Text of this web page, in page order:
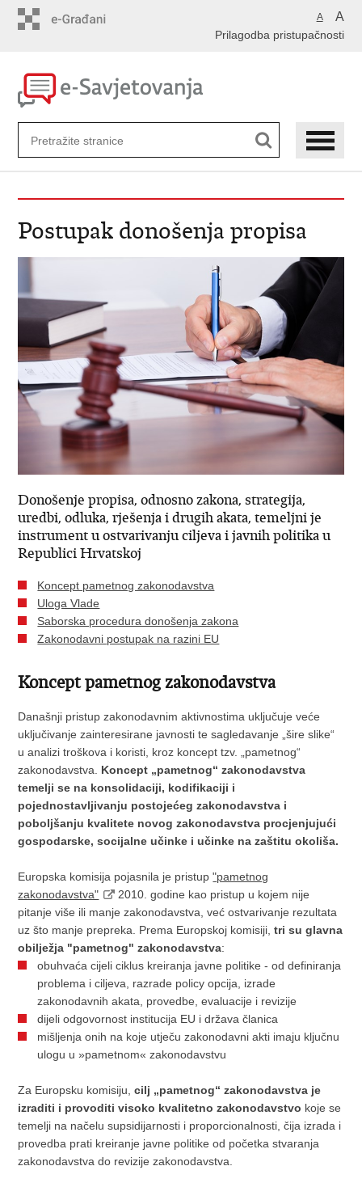
A A
Prilagodba pristupačnosti
Postupak donošenja propisa
Donošenje propisa, odnosno zakona, strategija,
uredbi, odluka, rješenja i drugih akata, temeljni je
instrument u ostvarivanju ciljeva i javnih politika u
Republici Hrvatskoj
Koncept pametnog zakonodavstva
Uloga Vlade
Saborska procedura donošenja zakona
Zakonodavni postupak na razini EU
Koncept pametnog zakonodavstva
Današnji pristup zakonodavnim aktivnostima uključuje veće
uključivanje zainteresirane javnosti te sagledavanje „šire slike“
u analizi troškova i koristi, kroz koncept tzv. „pametnog“
zakonodavstva. Koncept „pametnog“ zakonodavstva
temelji se na konsolidaciji, kodifikaciji i
pojednostavljivanju postojećeg zakonodavstva i
poboljšanju kvalitete novog zakonodavstva procjenjujući
gospodarske, socijalne učinke i učinke na zaštitu okoliša.
Europska komisija pojasnila je pristup"pametnog
zakonodavstva"
2010. godine kao pristup u kojem nije
pitanje više ili manje zakonodavstva, već ostvarivanje rezultata
uz što manje prepreka. Prema Europskoj komisiji,tri su glavna
obilježja "pametnog" zakonodavstva:
obuhvaća cijeli ciklus kreiranja javne politike - od definiranja
problema i ciljeva, razrade policy opcija, izrade
zakonodavnih akata, provedbe, evaluacije i revizije
dijeli odgovornost institucija EU i država članica
mišljenja onih na koje utječu zakonodavni akti imaju ključnu
ulogu u »pametnom« zakonodavstvu
Za Europsku komisiju,cilj „pametnog“ zakonodavstva je
izraditi i provoditi visoko kvalitetno zakonodavstvo koje se
temelji na načelu supsidijarnosti i proporcionalnosti, čija izrada i
provedba prati kreiranje javne politike od početka stvaranja
zakonodavstva do revizije zakonodavstva.